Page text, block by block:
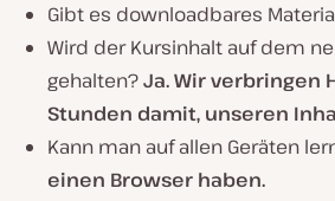
Gibt es downloadbares
Wird der Kursinhalt auf dem
gehalten?Ja. Wir verbringen
Stunden damit, unseren
Kann man auf allen Geräten
einen Browser haben.